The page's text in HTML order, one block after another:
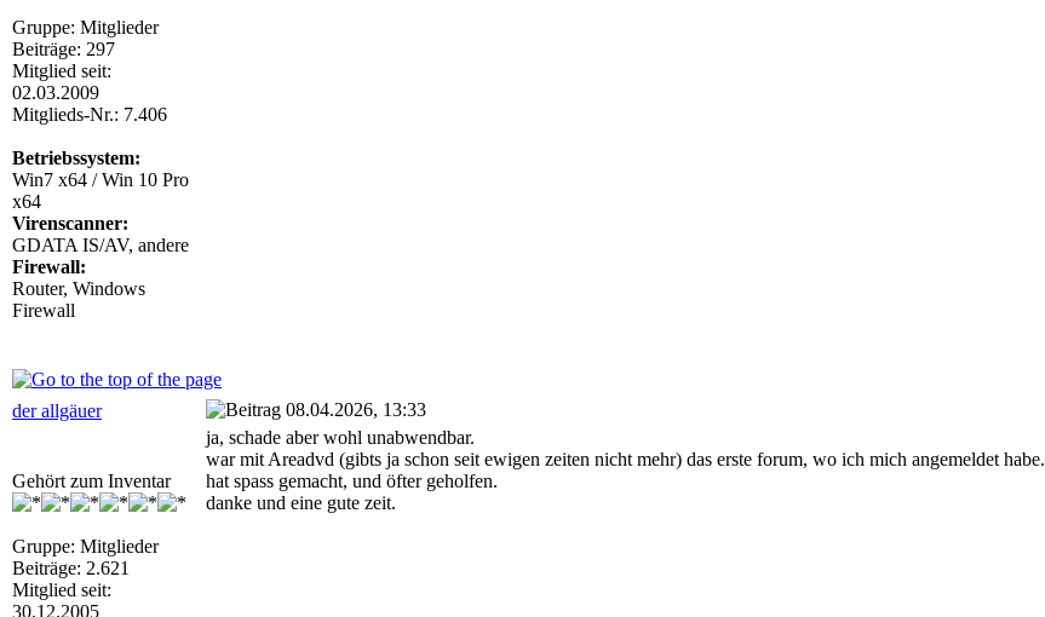
Gruppe: Mitglieder
Beiträge: 297
Mitglied seit:
02.03.2009
Mitglieds-Nr.: 7.406
Betriebssystem:
Win7 x64 / Win 10 Pro
x64
Virenscanner:
GDATA IS/AV, andere
Firewall:
Router, Windows
Firewall
der allgäuer 08.04.2026, 13:33
Gehört zum Inventar
Gruppe: Mitglieder
Beiträge: 2.621
Mitglied seit:
30.12.2005
ja, schade aber wohl unabwendbar.
war mit Areadvd (gibts ja schon seit ewigen zeiten nicht mehr) das erste forum, wo ich mich angemeldet habe.
hat spass gemacht, und öfter geholfen.
danke und eine gute zeit.